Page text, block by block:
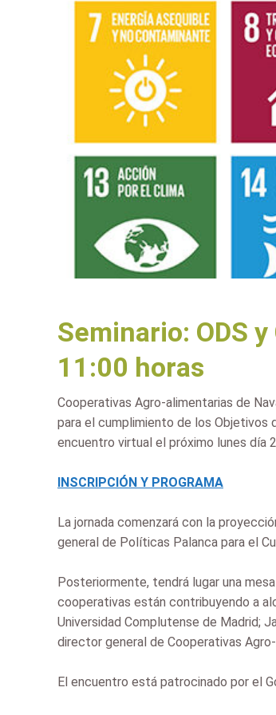
Seminario: ODS
11:00 horas
Cooperativas Agro-alimentarias de
para el cumplimiento de los Objetivos
encuentro virtual el próximo lunes día
INSCRIPCIÓN Y PROGRAMA
La jornada comenzará con la
general de Políticas Palanca para el
Posteriormente, tendrá lugar una
cooperativas están contribuyendo a
Universidad Complutense de Madrid;
director general de Cooperativas
El encuentro está patrocinado por el